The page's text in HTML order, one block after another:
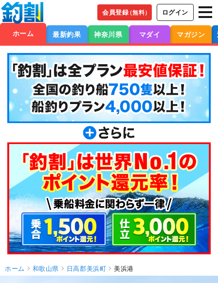
会員登録（無料） ログイン
ホーム 最新釣果 神奈川県 マダイ マガジン
ホーム 和歌山県 日高郡美浜町 美浜港